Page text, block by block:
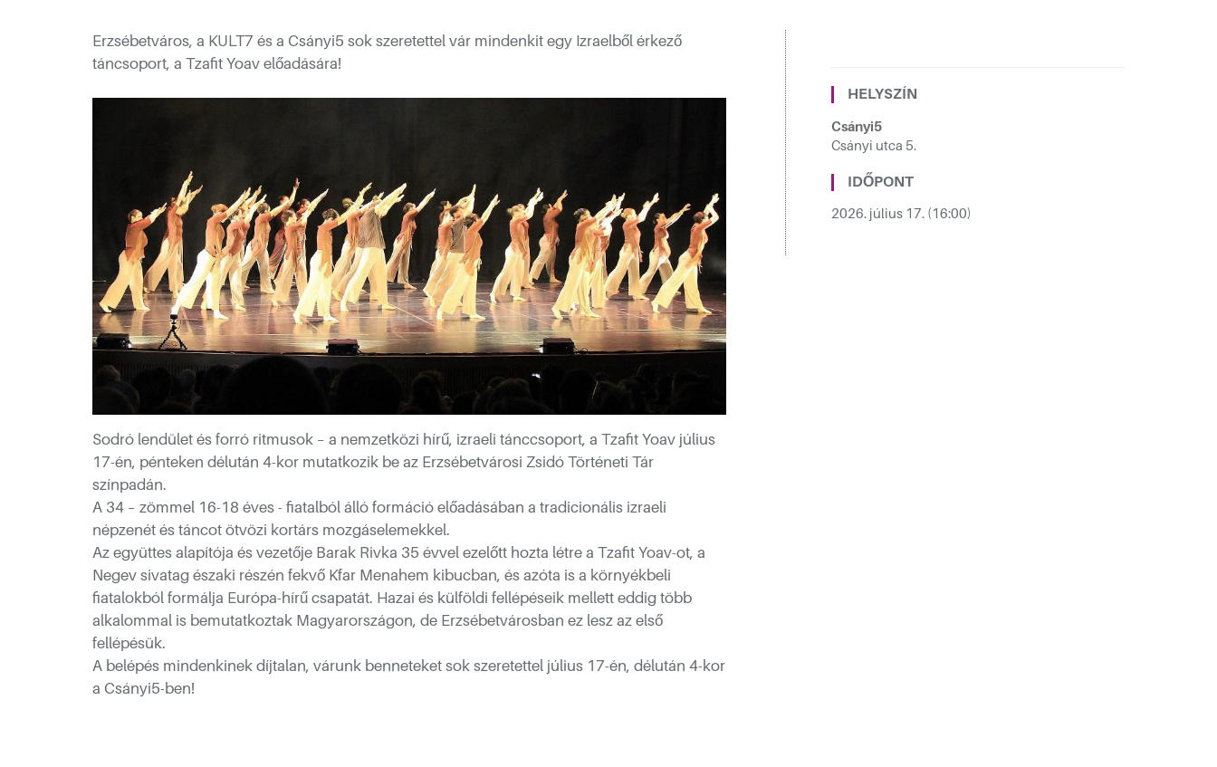
Erzsébetváros, a KULT7 és a Csányi5 sok szeretettel vár mindenkit egy Izraelből érkező
táncsoport, a Tzafit Yoav előadására!
Sodró lendület és forró ritmusok – a nemzetközi hírű, izraeli tánccsoport, a Tzafit Yoav július
17-én, pénteken délután 4-kor mutatkozik be az Erzsébetvárosi Zsidó Történeti Tár
színpadán.
A 34 – zömmel 16-18 éves - fiatalból álló formáció előadásában a tradicionális izraeli
népzenét és táncot ötvözi kortárs mozgáselemekkel.
Az együttes alapítója és vezetője Barak Rivka 35 évvel ezelőtt hozta létre a Tzafit Yoav-ot, a
Negev sivatag északi részén fekvő Kfar Menahem kibucban, és azóta is a környékbeli
fiatalokból formálja Európa-hírű csapatát. Hazai és külföldi fellépéseik mellett eddig több
alkalommal is bemutatkoztak Magyarországon, de Erzsébetvárosban ez lesz az első
fellépésük.
A belépés mindenkinek díjtalan, várunk benneteket sok szeretettel július 17-én, délután 4-kor
a Csányi5-ben!
HELYSZÍN
Csányi5
Csányi utca 5.
IDŐPONT
2026. július 17. (16:00)